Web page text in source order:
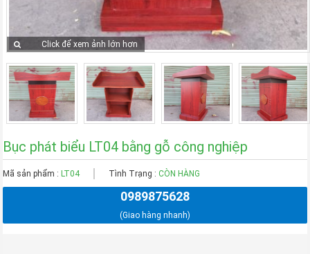
Click để xem ảnh lớn hơn
Bục phát biểu LT04 bằng gỗ công nghiệp
Mã sản phẩm : LT04 Tình Trạng : CÒN HÀNG
0989875628
(Giao hàng nhanh)